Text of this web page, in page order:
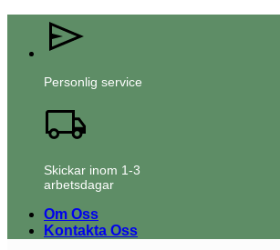
content
Personlig service
Skickar inom 1-3
arbetsdagar
Om Oss
Kontakta Oss